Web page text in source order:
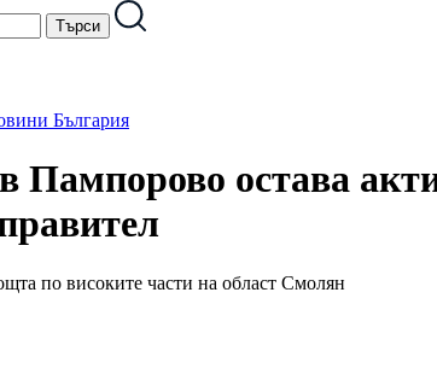
България
Пампорово остава
по високите части на област Смолян